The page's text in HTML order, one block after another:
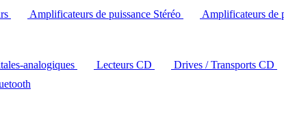
Amplificateurs de puissance Stéréo
Amplificateurs de
analogiques Lecteurs CD Drives / Transports CD